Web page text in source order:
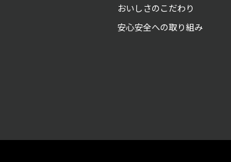
おいしさのこだわり
安心安全への取り組み